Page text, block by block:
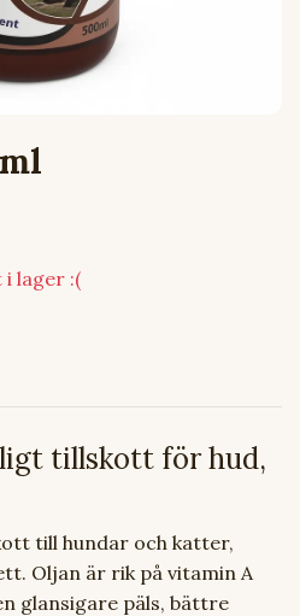
lager :(
tillskott för hud,
till hundar och katter,
Oljan är rik på vitamin A
glansigare päls, bättre